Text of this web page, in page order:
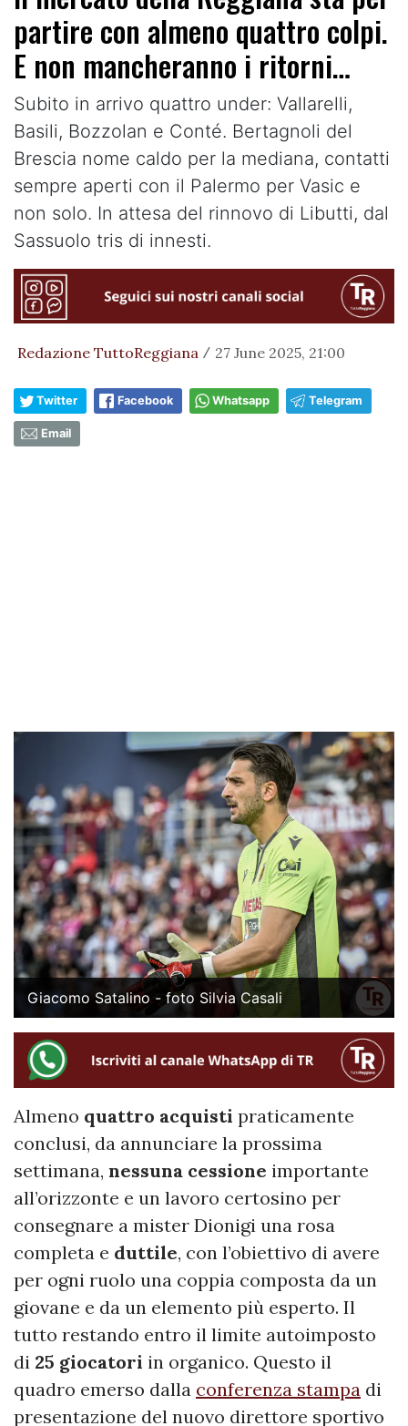
partire con almeno quattro colpi.
E non mancheranno i ritorni…
Subito in arrivo quattro under: Vallarelli,
Basili, Bozzolan e Conté. Bertagnoli del
Brescia nome caldo per la mediana, contatti
sempre aperti con il Palermo per Vasic e
non solo. In attesa del rinnovo di Libutti, dal
Sassuolo tris di innesti.
Redazione TuttoReggiana / 27 June 2025, 21:00
Twitter Facebook Whatsapp Telegram
Email
Giacomo Satalino - foto Silvia Casali
Almeno quattro acquisti praticamente
conclusi, da annunciare la prossima
settimana, nessuna cessione importante
all’orizzonte e un lavoro certosino per
consegnare a mister Dionigi una rosa
completa e duttile, con l’obiettivo di avere
per ogni ruolo una coppia composta da un
giovane e da un elemento più esperto. Il
tutto restando entro il limite autoimposto
di 25 giocatori in organico. Questo il
quadro emerso dalla conferenza stampa di
presentazione del nuovo direttore sportivo